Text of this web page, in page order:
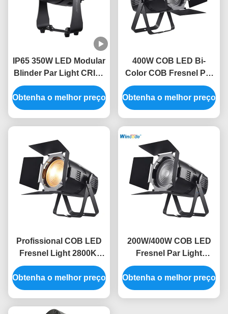
IP65 350W LED Modular
Blinder Par Light CRI95
10215LM
Obtenha o melhor preço
400W COB LED Bi-
Color COB Fresnel Par
Light CRI95 com
DMX512/RDM 400W
Strobe Effects
Obtenha o melhor preço
Profissional COB LED
Fresnel Light 2800K-
6300K Frio Branco IP20
Obtenha o melhor preço
200W/400W COB LED
Fresnel Par Light
Opcional 20°/35°/45°
Ângulo Bicolor DMX512
RDM
Obtenha o melhor preço